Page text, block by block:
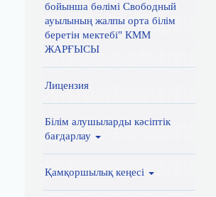
бойынша бөлімі Свободный
ауылының жалпы орта білім
беретін мектебі" КММ
ЖАРҒЫСЫ
Лицензия
Білім алушыларды кәсіптік
бағдарлау
Қамқоршылық кеңесі